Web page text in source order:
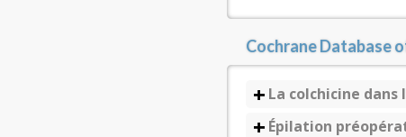
Cochrane Database
La colchicine
Épilation